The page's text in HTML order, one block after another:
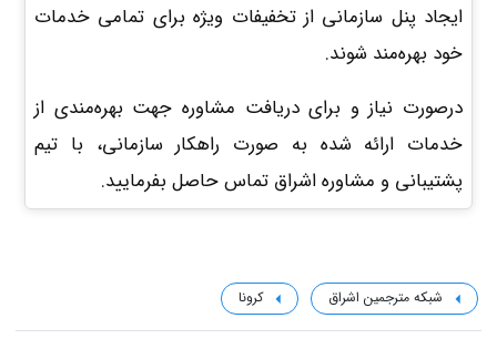
ایجاد پنل سازمانی از تخفیفات ویژه برای تمامی خدمات
خود بهره‌مند شوند.
درصورت نیاز و برای دریافت مشاوره جهت بهره‌مندی از
خدمات ارائه شده به صورت راهکار سازمانی، با تیم
پشتیبانی و مشاوره اشراق تماس حاصل بفرمایید.
شبکه مترجمین اشراق کرونا